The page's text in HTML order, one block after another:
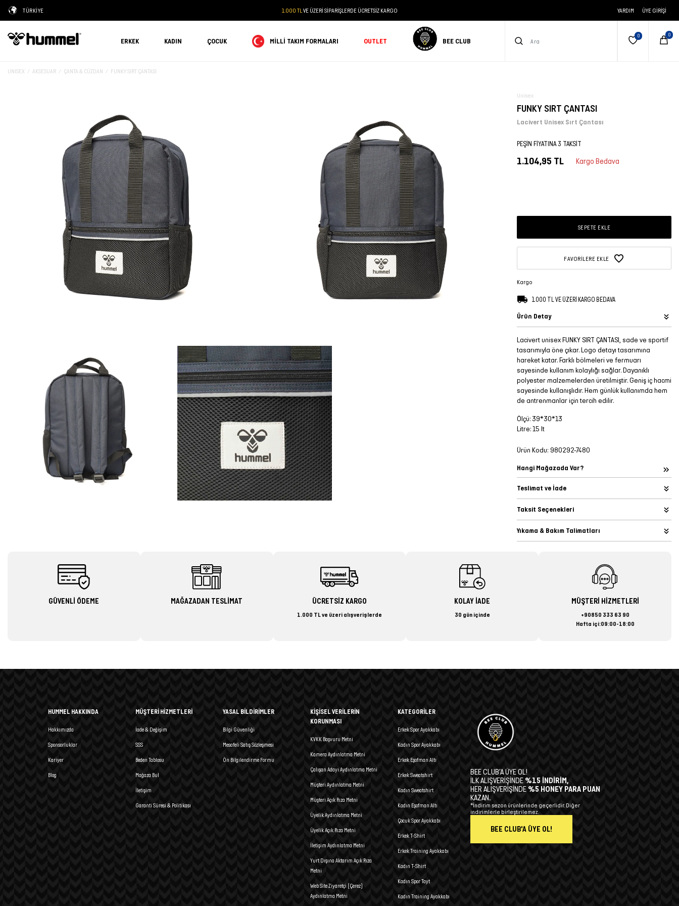
TÜRKİYE 1.000 TL VE ÜZERİ SİPARİŞLERDE ÜCRETSİZ KARGO YARDIM ÜYE GIRIŞI
ERKEK KADIN ÇOCUK MILLI TAKIM FORMALARI OUTLET BEE CLUB
UNISEX AKSESUAR ÇANTA & CÜZDAN FUNKY SIRT ÇANTASI
Unisex
FUNKY SIRT ÇANTASI
Lacivert Unisex Sırt Çantası
PEŞİN FİYATINA 3 TAKSİT
1.104,95 TL Kargo Bedava
SEPETE EKLE
FAVORILERE EKLE
Kargo
1.000 TL VE ÜZERİ KARGO BEDAVA
Ürün Detay
Lacivert unisex FUNKY SIRT ÇANTASI, sade ve sportif
tasarımıyla öne çıkar. Logo detayı tasarımına
hareket katar. Farklı bölmeleri ve fermuarı
sayesinde kullanım kolaylığı sağlar. Dayanıklı
polyester malzemelerden üretilmiştir. Geniş iç hacmi
sayesinde kullanışlıdır. Hem günlük kullanımda hem
de antrenmanlar için tercih edilir.
Ölçü: 39*30*13
Litre: 15 lt
Ürün Kodu: 980292-7480
Hangi Mağazada Var?
Teslimat ve İade
Taksit Seçenekleri
Yıkama & Bakım Talimatları
GÜVENLİ ÖDEME MAĞAZADAN TESLİMAT ÜCRETSİZ KARGO
1.000 TL ve üzeri alışverişlerde
KOLAY İADE
30 gün içinde
MÜŞTERİ HİZMETLERİ
+90850 333 63 90
Hafta içi:09:00-18:00
HUMMEL HAKKINDA
Hakkımızda
Sponsorluklar
Kariyer
Blog
MÜŞTERİ HİZMETLERİ
İade & Değişim
SSS
Beden Tablosu
Mağaza Bul
İletişim
Garanti Süresi & Politikası
YASAL BİLDİRİMLER
Bilgi Güvenliği
Mesafeli Satış Sözleşmesi
Ön Bilgilendirme Formu
KİŞİSEL VERİLERİN
KORUNMASI
KVKK Başvuru Metni
Kamera Aydınlatma Metni
Çalışan Adayı Aydınlatma Metni
Müşteri Aydınlatma Metni
Müşteri Açık Rıza Metni
Üyelik Aydınlatma Metni
Üyelik Açık Rıza Metni
İletişim Aydınlatma Metni
Yurt Dışına Aktarım Açık Rıza
Metni
Web Site Ziyaretçi (Çerez)
Aydınlatma Metni
KATEGORİLER
Erkek Spor Ayakkabı
Kadın Spor Ayakkabı
Erkek Eşofman Altı
Erkek Sweatshirt
Kadın Sweatshirt
Kadın Eşofman Altı
Çocuk Spor Ayakkabı
Erkek T-Shirt
Erkek Training Ayakkabı
Kadın T-Shirt
Kadın Spor Tayt
Kadın Training Ayakkabı
BEE CLUB’A ÜYE OL!
İLK ALIŞVERİŞİNDE %15 İNDİRİM,
HER ALIŞVERİŞİNDE %5 HONEY PARA PUAN
KAZAN.
*İndirim sezon ürünlerinde geçerlidir. Diğer
indirimlerle birleştirilemez.
BEE CLUB'A ÜYE OL!